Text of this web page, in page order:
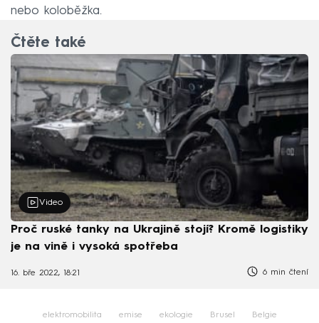
nebo koloběžka.
Čtěte také
Video
Proč ruské tanky na Ukrajině stojí? Kromě logistiky
je na vině i vysoká spotřeba
16. bře 2022, 18:21 6 min čtení
elektromobilita emise ekologie Brusel Belgie